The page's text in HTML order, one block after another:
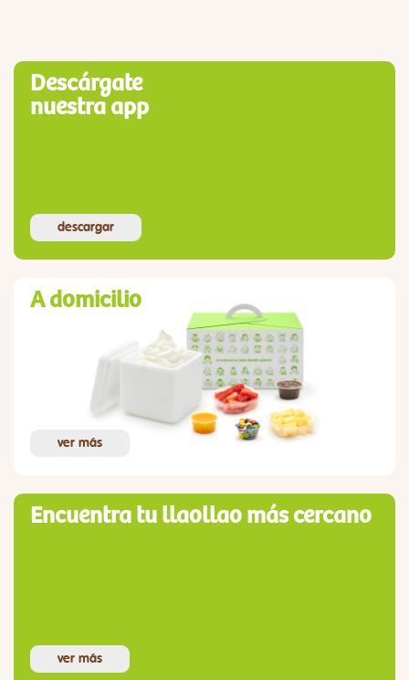
Descárgate
nuestra app
descargar
A domicilio
ver más
Encuentra tu llaollao más cercano
ver más